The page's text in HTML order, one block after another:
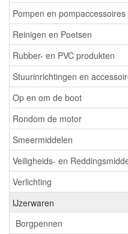
Pompen en pompaccessoires
Reinigen en Poetsen
Rubber- en PVC produkten
Stuurinrichtingen en
Op en om de boot
Rondom de motor
Smeermiddelen
Veiligheids- en
Verlichting
IJzerwaren
Borgpennen